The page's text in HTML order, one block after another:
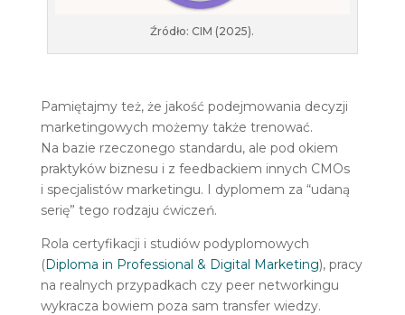
Źródło: CIM (2025).
Pamiętajmy też, że jakość podejmowania decyzji
marketingowych możemy także trenować.
Na bazie rzeczonego standardu, ale pod okiem
praktyków biznesu i z feedbackiem innych CMOs
i specjalistów marketingu. I dyplomem za “udaną
serię” tego rodzaju ćwiczeń.
Rola certyfikacji i studiów podyplomowych
(Diploma in Professional & Digital Marketing), pracy
na realnych przypadkach czy peer networkingu
wykracza bowiem poza sam transfer wiedzy.